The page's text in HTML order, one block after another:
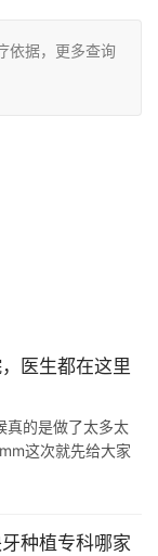
依据，更多查询
医生都在这里
真的是做了太多太
这次就先给大家
种植专科哪家